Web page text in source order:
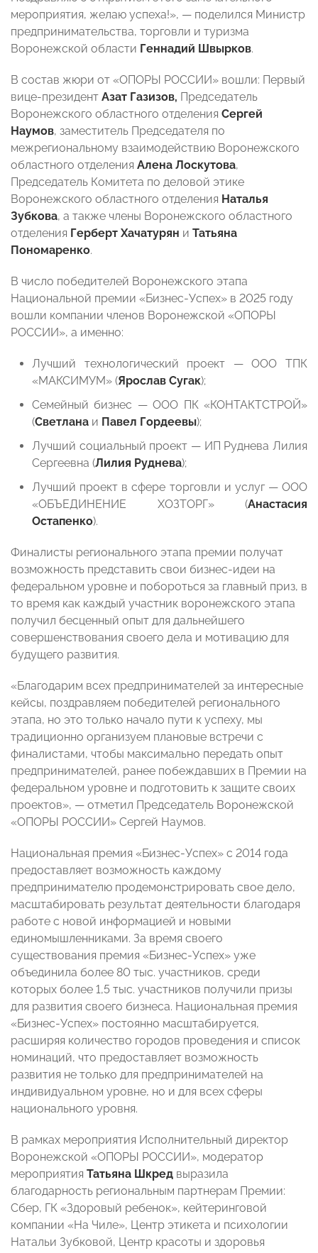
мероприятия, желаю успеха!», — поделился Министр
предпринимательства, торговли и туризма
Воронежской области Геннадий Швырков.
В состав жюри от «ОПОРЫ РОССИИ» вошли: Первый
вице-президент Азат Газизов, Председатель
Воронежского областного отделения Сергей
Наумов, заместитель Председателя по
межрегиональному взаимодействию Воронежского
областного отделения Алена Лоскутова,
Председатель Комитета по деловой этике
Воронежского областного отделения Наталья
Зубкова, а также члены Воронежского областного
отделения Герберт Хачатурян и Татьяна
Пономаренко.
В число победителей Воронежского этапа
Национальной премии «Бизнес-Успех» в 2025 году
вошли компании членов Воронежской «ОПОРЫ
РОССИИ», а именно:
Лучший технологический проект — ООО ТПК
«МАКСИМУМ» (Ярослав Сугак);
Семейный бизнес — ООО ПК «КОНТАКТСТРОЙ»
(Светлана и Павел Гордеевы);
Лучший социальный проект — ИП Руднева Лилия
Сергеевна (Лилия Руднева);
Лучший проект в сфере торговли и услуг — ООО
«ОБЪЕДИНЕНИЕ ХОЗТОРГ» (Анастасия
Остапенко).
Финалисты регионального этапа премии получат
возможность представить свои бизнес-идеи на
федеральном уровне и побороться за главный приз, в
то время как каждый участник воронежского этапа
получил бесценный опыт для дальнейшего
совершенствования своего дела и мотивацию для
будущего развития.
«Благодарим всех предпринимателей за интересные
кейсы, поздравляем победителей регионального
этапа, но это только начало пути к успеху, мы
традиционно организуем плановые встречи с
финалистами, чтобы максимально передать опыт
предпринимателей, ранее побеждавших в Премии на
федеральном уровне и подготовить к защите своих
проектов», — отметил Председатель Воронежской
«ОПОРЫ РОССИИ» Сергей Наумов.
Национальная премия «Бизнес-Успех» с 2014 года
предоставляет возможность каждому
предпринимателю продемонстрировать свое дело,
масштабировать результат деятельности благодаря
работе с новой информацией и новыми
единомышленниками. За время своего
существования премия «Бизнес-Успех» уже
объединила более 80 тыс. участников, среди
которых более 1,5 тыс. участников получили призы
для развития своего бизнеса. Национальная премия
«Бизнес-Успех» постоянно масштабируется,
расширяя количество городов проведения и список
номинаций, что предоставляет возможность
развития не только для предпринимателей на
индивидуальном уровне, но и для всех сферы
национального уровня.
В рамках мероприятия Исполнительный директор
Воронежской «ОПОРЫ РОССИИ», модератор
мероприятия Татьяна Шкред выразила
благодарность региональным партнерам Премии:
Сбер, ГК «Здоровый ребенок», кейтеринговой
компании «На Чиле», Центр этикета и психологии
Натальи Зубковой, Центр красоты и здоровья